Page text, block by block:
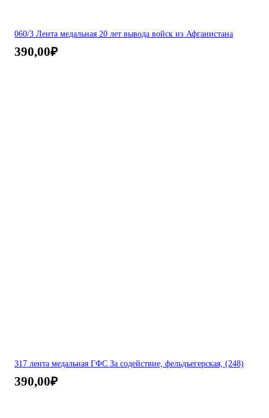
060/3 Лента медальная 20 лет вывода войск из Афганистана
390,00₽
317 лента медальная ГФС За содействие, фельдъегерская, (248)
390,00₽